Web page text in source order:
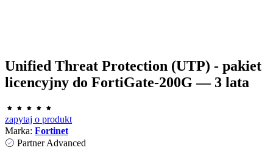
Unified Threat Protection (UTP) - pakiet
licencyjny do FortiGate-200G — 3 lata
zapytaj o produkt
Marka: Fortinet
Partner Advanced